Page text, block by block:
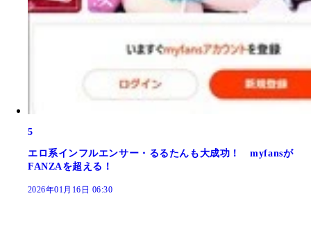
5
エロ系インフルエンサー・るるたんも大成功！ myfansが
FANZAを超える！
2026年01月16日 06:30